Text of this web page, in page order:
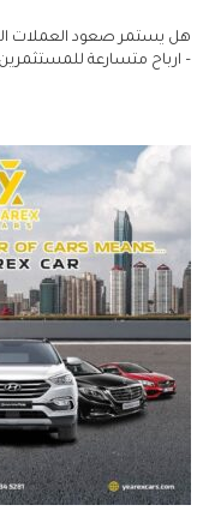
هل يستمر صعود العملات الرقمية في
– ارباح متسارعة